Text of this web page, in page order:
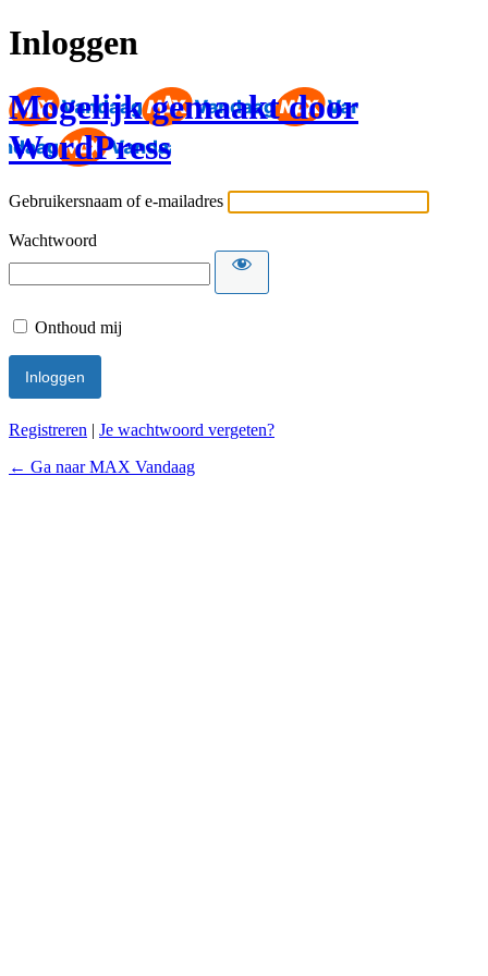
Inloggen
Mogelijk gemaakt door
WordPress
Gebruikersnaam of e-mailadres
Wachtwoord
Onthoud mij
Registreren | Je wachtwoord vergeten?
← Ga naar MAX Vandaag